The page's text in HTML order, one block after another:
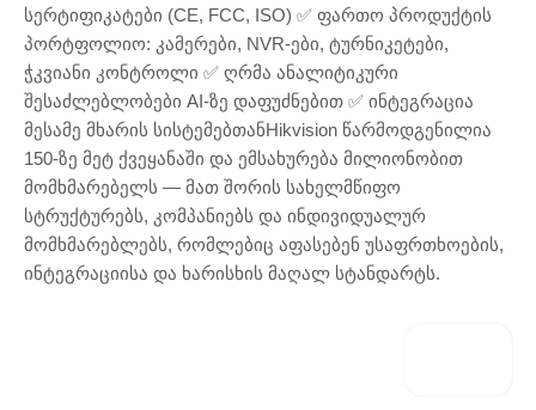
სერტიფიკატები (CE, FCC, ISO) ✅ ფართო პროდუქტის
პორტფოლიო: კამერები, NVR-ები, ტურნიკეტები,
ჭკვიანი კონტროლი ✅ ღრმა ანალიტიკური
შესაძლებლობები AI-ზე დაფუძნებით ✅ ინტეგრაცია
მესამე მხარის სისტემებთანHikvision წარმოდგენილია
150-ზე მეტ ქვეყანაში და ემსახურება მილიონობით
მომხმარებელს — მათ შორის სახელმწიფო
სტრუქტურებს, კომპანიებს და ინდივიდუალურ
მომხმარებლებს, რომლებიც აფასებენ უსაფრთხოების,
ინტეგრაციისა და ხარისხის მაღალ სტანდარტს.